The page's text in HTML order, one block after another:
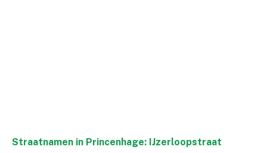
Straatnamen in Princenhage: IJzerloopstraat